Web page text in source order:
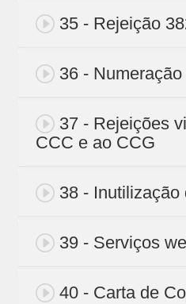
35 - Rejeição
36 -
37 - Rejeições
CCC e ao CCG
38 - Inutilização
39 - Serviços
40 - Carta de